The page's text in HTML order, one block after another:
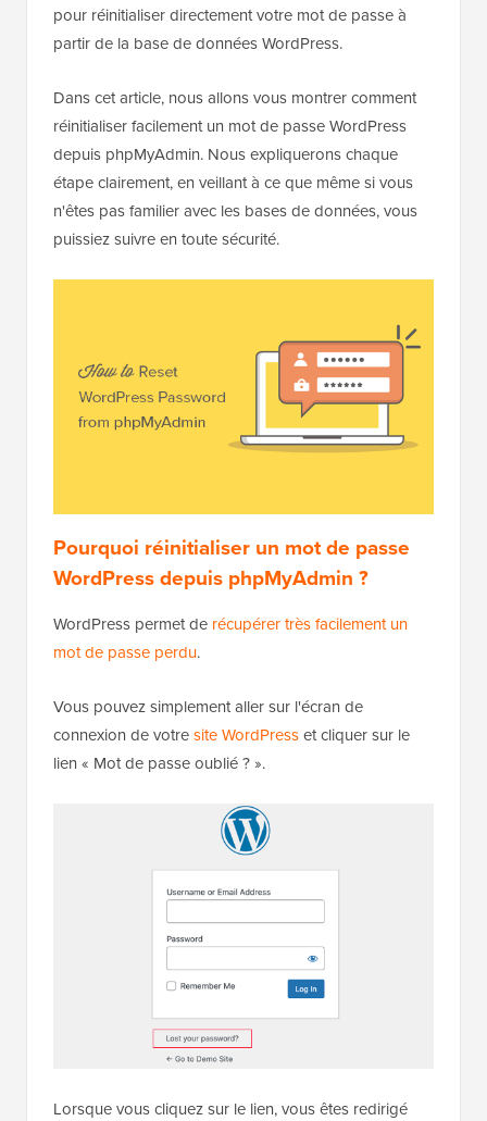
pour réinitialiser directement votre mot de passe à
partir de la base de données WordPress.
Dans cet article, nous allons vous montrer comment
réinitialiser facilement un mot de passe WordPress
depuis phpMyAdmin. Nous expliquerons chaque
étape clairement, en veillant à ce que même si vous
n'êtes pas familier avec les bases de données, vous
puissiez suivre en toute sécurité.
Pourquoi réinitialiser un mot de passe
WordPress depuis phpMyAdmin ?
WordPress permet de récupérer très facilement un
mot de passe perdu.
Vous pouvez simplement aller sur l'écran de
connexion de votresite WordPresset cliquer sur le
lien « Mot de passe oublié ? ».
Lorsque vous cliquez sur le lien, vous êtes redirigé